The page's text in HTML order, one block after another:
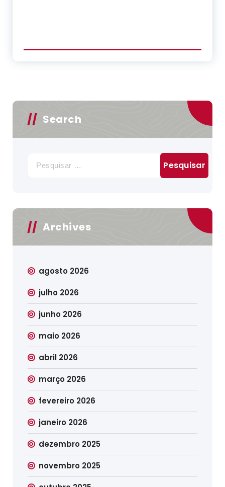
Search
por:
Archives
agosto 2026
julho 2026
junho 2026
maio 2026
abril 2026
março 2026
fevereiro 2026
janeiro 2026
dezembro 2025
novembro 2025